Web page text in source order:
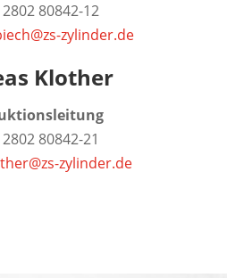
80842-12
zylinder.de
Klother
80842-21
zylinder.de